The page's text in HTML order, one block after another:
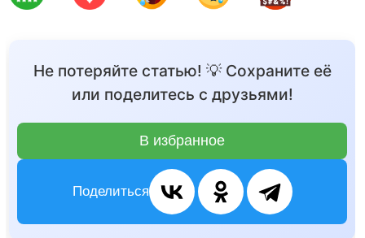
Не потеряйте статью! 💡 Сохраните её
или поделитесь с друзьями!
В избранное
Поделиться